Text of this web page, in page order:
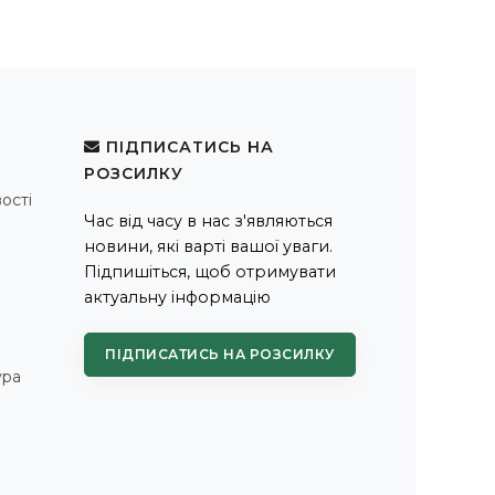
ПІДПИСАТИСЬ НА
РОЗСИЛКУ
Час від часу в нас з'являються
новини, які варті вашої уваги.
Підпишіться, щоб отримувати
актуальну інформацію
ПІДПИСАТИСЬ НА РОЗСИЛКУ